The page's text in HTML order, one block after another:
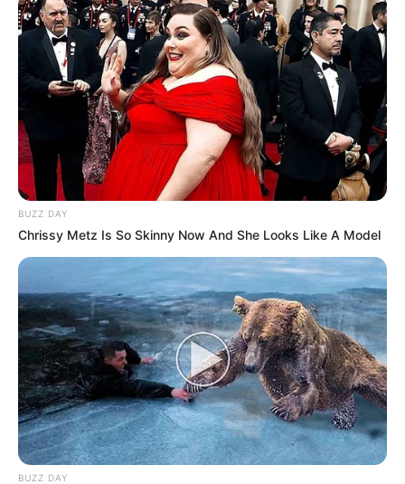
-ad5
O que ele ensina — e como concilia com o ensino médio
Desde janeiro de 2026,Jhonatas atua como tutor de
tecnologia, ministrando aulas de lógica de programação e
para jovens entre 12 e 17 anos, em turmas realizadas de
forma remota. Ao todo, ele acompanha quatro grupos de alunos,
conciliando o trabalho com a conclusão do ensino médio.
Jhonata leciona Python e Scratch, utilizando projetos reais e
jogos simples para facilitar o aprendizado. Seu objetivo é aproximar
os alunos da programação de forma acessível e estimulante,
despertando o raciocínio lógico desde cedo.
"Na minha visão,a melhor forma de aprender é ensinando
Ainda tenho muito a aprender e pretendo entrar na faculdade para
me aprofundar ainda mais", afirmou.
Há um paradoxo produtivo nessa frase:o jovem que ainda
estuda ensinao que aprendeu enquanto continua aprendendo. O
ciclo não fechou —e ele não quer que feche tão cedo.
O projeto que foi a Brasília — e a IA que ensina idiomas
BUZZ DAY
Chrissy Metz Is So Skinny Now And She Looks Like A Model
BUZZ DAY